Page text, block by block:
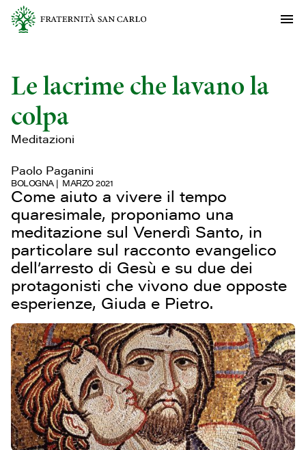
Le lacrime che lavano la
colpa
Meditazioni
Paolo Paganini
BOLOGNA MARZO 2021
Come aiuto a vivere il tempo
quaresimale, proponiamo una
meditazione sul Venerdì Santo, in
particolare sul racconto evangelico
dell’arresto di Gesù e su due dei
protagonisti che vivono due opposte
esperienze, Giuda e Pietro.